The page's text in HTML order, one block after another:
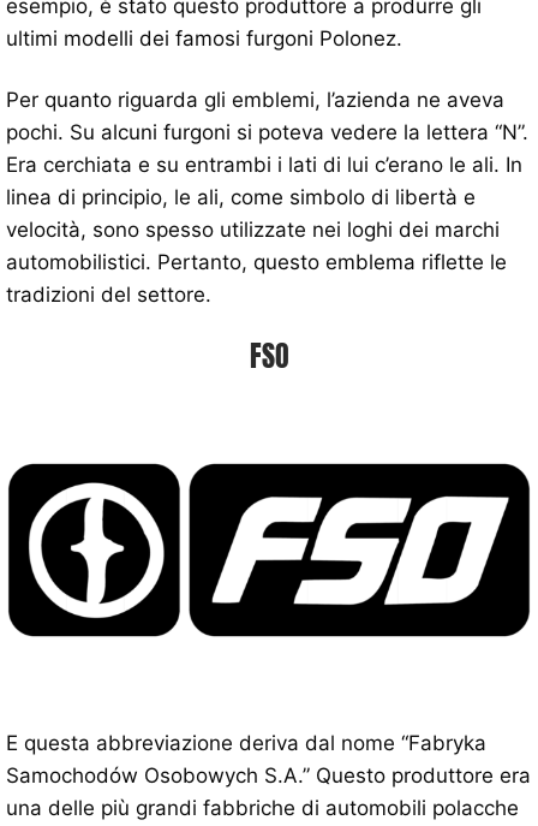
esempio, è stato questo produttore a produrre gli
ultimi modelli dei famosi furgoni Polonez.
Per quanto riguarda gli emblemi, l’azienda ne aveva
pochi. Su alcuni furgoni si poteva vedere la lettera “N”.
Era cerchiata e su entrambi i lati di lui c’erano le ali. In
linea di principio, le ali, come simbolo di libertà e
velocità, sono spesso utilizzate nei loghi dei marchi
automobilistici. Pertanto, questo emblema riflette le
tradizioni del settore.
FSO
E questa abbreviazione deriva dal nome “Fabryka
Samochodów Osobowych S.A.” Questo produttore era
una delle più grandi fabbriche di automobili polacche